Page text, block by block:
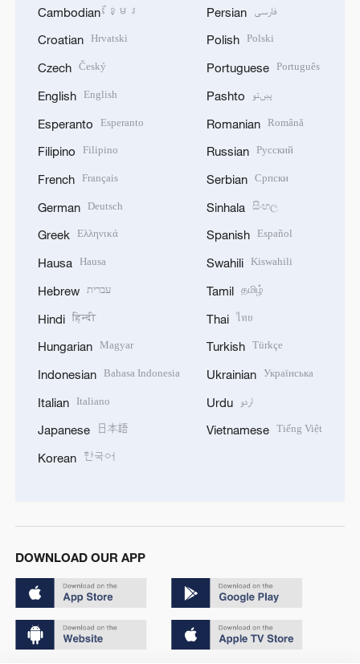
Cambodian ខ្មែរ
Croatian Hrvatski
Czech Český
English English
Esperanto Esperanto
Filipino Filipino
French Français
German Deutsch
Greek Ελληνικά
Hausa Hausa
Hebrew עברית
Hindi हिन्दी
Hungarian Magyar
Indonesian Bahasa Indonesia
Italian Italiano
Japanese 日本語
Korean 한국어
Persian فارسی
Polish Polski
Portuguese Português
Pashto پښتو
Romanian Română
Russian Русский
Serbian Српски
Sinhala සිංහල
Spanish Español
Swahili Kiswahili
Tamil தமிழ்
Thai ไทย
Turkish Türkçe
Ukrainian Українська
Urdu اردو
Vietnamese Tiếng Việt
DOWNLOAD OUR APP